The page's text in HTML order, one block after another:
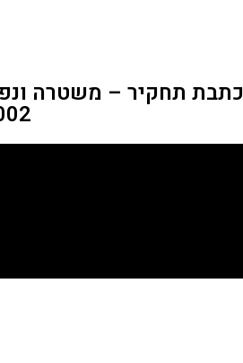
כתבת תחקיר – משטרה